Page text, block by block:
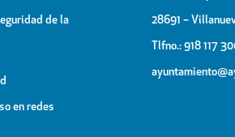
de la
en redes
28691 –
Tlfno.: 918 117